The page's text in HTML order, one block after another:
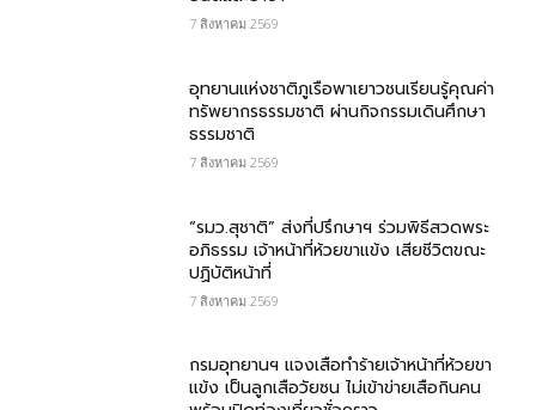
7 สิงหาคม 2569
อุทยานแห่งชาติภูเรือพาเยาวชนเรียนรู้คุณค่า
ทรัพยากรธรรมชาติ ผ่านกิจกรรมเดินศึกษา
ธรรมชาติ
7 สิงหาคม 2569
“รมว.สุชาติ” ส่งที่ปรึกษาฯ ร่วมพิธีสวดพระ
อภิธรรม เจ้าหน้าที่ห้วยขาแข้ง เสียชีวิตขณะ
ปฏิบัติหน้าที่
7 สิงหาคม 2569
กรม​อุทยานฯ แจงเสือทำร้ายเจ้าหน้าที่ห้วยขา
แข้ง เป็นลูกเสือวัยซน ไม่เข้าข่ายเสือกินคน